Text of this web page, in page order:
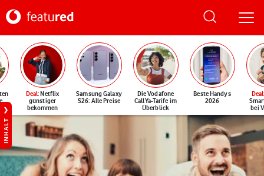
Deal: Netflix
günstiger
bekommen
Samsung Galaxy
S26: Alle Preise
Die Vodafone
CallYa-Tarife im
Überblick
Beste Handys
2026
Deal
bei
INHALT